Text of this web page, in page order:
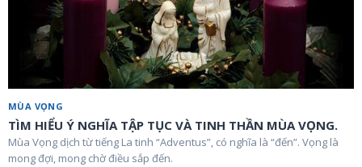
MÙA VỌNG
TÌM HIỂU Ý NGHĨA TẬP TỤC VÀ TINH THẦN MÙA VỌNG.
Mùa Vọng dịch từ tiếng La tinh “Adventus”, có nghĩa là “đến”. Vọng là
mong đợi, mong chờ điều sắp đến.